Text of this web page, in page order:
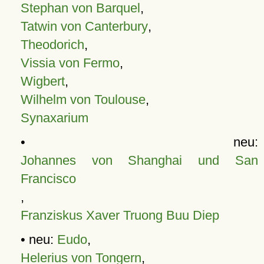
Stephan von Barquel,
Tatwin von Canterbury,
Theodorich,
Vissia von Fermo,
Wigbert,
Wilhelm von Toulouse,
Synaxarium
• neu:
Johannes von Shanghai und San
Francisco
,
Franziskus Xaver Truong Buu Diep
• neu: Eudo,
Helerius von Tongern,